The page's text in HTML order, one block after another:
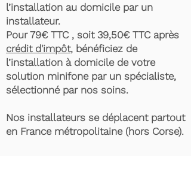
l’installation au domicile par un
installateur.
Pour 79€ TTC , soit 39,50€ TTC après
crédit d'impôt, bénéficiez de
l’installation à domicile de votre
solution minifone par un spécialiste,
sélectionné par nos soins.
Nos installateurs se déplacent partout
en France métropolitaine (hors Corse).